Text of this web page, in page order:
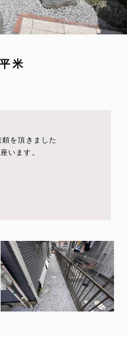
米
を頂きました
います。